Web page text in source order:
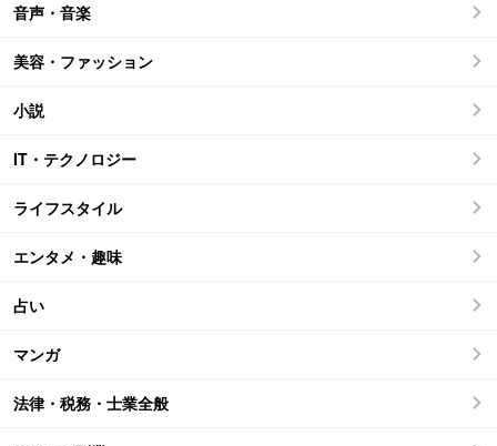
音声・音楽
美容・ファッション
小説
IT・テクノロジー
ライフスタイル
エンタメ・趣味
占い
マンガ
法律・税務・士業全般